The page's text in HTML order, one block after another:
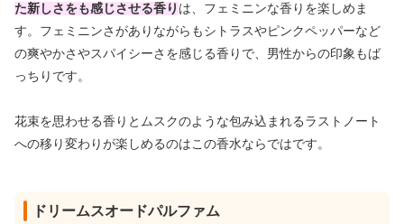
た新しさをも感じさせる香り は、フェミニンな香りを楽しめま
す。フェミニンさがありながらもシトラスやピンクペッパーなど
の爽やかさやスパイシーさを感じる香りで、男性からの印象もば
っちりです。
花束を思わせる香りとムスクのような包み込まれるラストノート
への移り変わりが楽しめるのはこの香水ならではです。
ドリームスオードパルファム